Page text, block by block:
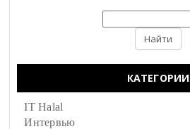
КАТЕГОРИИ
IT Halal
Интервью